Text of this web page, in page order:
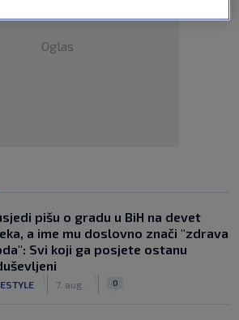
Oglas
pišu o gradu u BiH na devet
a ime mu doslovno znači "zdrava
Svi koji ga posjete ostanu
7. aug. 0